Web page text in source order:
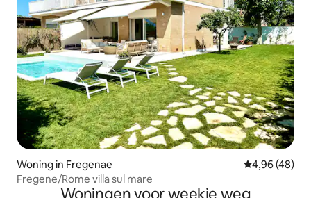
Woning in Fregenae Gemiddelde
4,96 (48)
Fregene/Rome villa sul mare